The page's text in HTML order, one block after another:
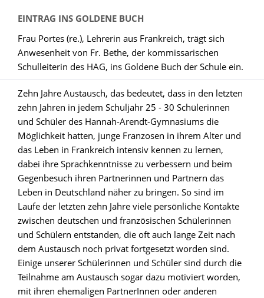
EINTRAG INS GOLDENE BUCH
Frau Portes (re.), Lehrerin aus Frankreich, trägt sich
Anwesenheit von Fr. Bethe, der kommissarischen
Schulleiterin des HAG, ins Goldene Buch der Schule ein.
Zehn Jahre Austausch, das bedeutet, dass in den letzten
zehn Jahren in jedem Schuljahr 25 - 30 Schülerinnen
und Schüler des Hannah-Arendt-Gymnasiums die
Möglichkeit hatten, junge Franzosen in ihrem Alter und
das Leben in Frankreich intensiv kennen zu lernen,
dabei ihre Sprachkenntnisse zu verbessern und beim
Gegenbesuch ihren Partnerinnen und Partnern das
Leben in Deutschland näher zu bringen. So sind im
Laufe der letzten zehn Jahre viele persönliche Kontakte
zwischen deutschen und französischen Schülerinnen
und Schülern entstanden, die oft auch lange Zeit nach
dem Austausch noch privat fortgesetzt worden sind.
Einige unserer Schülerinnen und Schüler sind durch die
Teilnahme am Austausch sogar dazu motiviert worden,
mit ihren ehemaligen PartnerInnen oder anderen